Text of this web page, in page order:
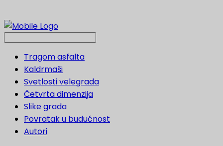
Tragom asfalta
Kaldrmaši
Svetlosti velegrada
Četvrta dimenzija
Slike grada
Povratak u budućnost
Autori